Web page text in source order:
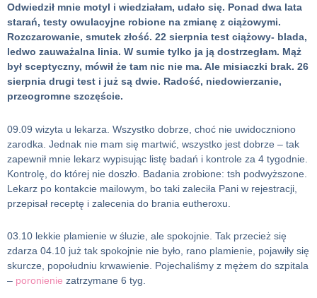
Odwiedził mnie motyl i wiedziałam, udało się. Ponad dwa lata
starań, testy owulacyjne robione na zmianę z ciążowymi.
Rozczarowanie, smutek złość. 22 sierpnia test ciążowy- blada,
ledwo zauważalna linia. W sumie tylko ja ją dostrzegłam. Mąż
był sceptyczny, mówił że tam nic nie ma. Ale misiaczki brak. 26
sierpnia drugi test i już są dwie. Radość, niedowierzanie,
przeogromne szczęście.
09.09 wizyta u lekarza. Wszystko dobrze, choć nie uwidoczniono
zarodka. Jednak nie mam się martwić, wszystko jest dobrze – tak
zapewnił mnie lekarz wypisując listę badań i kontrole za 4 tygodnie.
Kontrolę, do której nie doszło. Badania zrobione: tsh podwyższone.
Lekarz po kontakcie mailowym, bo taki zaleciła Pani w rejestracji,
przepisał receptę i zalecenia do brania eutheroxu.
03.10 lekkie plamienie w śluzie, ale spokojnie. Tak przecież się
zdarza 04.10 już tak spokojnie nie było, rano plamienie, pojawiły się
skurcze, popołudniu krwawienie. Pojechaliśmy z mężem do szpitala
– poronienie zatrzymane 6 tyg.